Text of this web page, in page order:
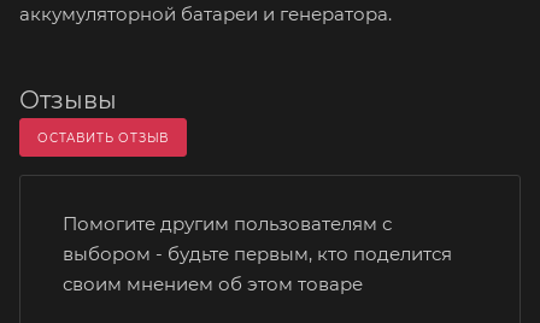
аккумуляторной батареи и генератора.
Отзывы
ОСТАВИТЬ ОТЗЫВ
Помогите другим пользователям с
выбором - будьте первым, кто поделится
своим мнением об этом товаре